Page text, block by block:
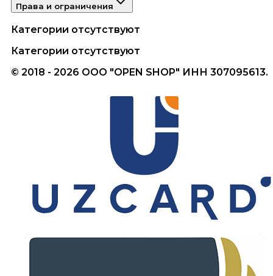
Права и ограничения
Категории отсутствуют
Категории отсутствуют
© 2018 - 2026 ООО "OPEN SHOP" ИНН 307095613.